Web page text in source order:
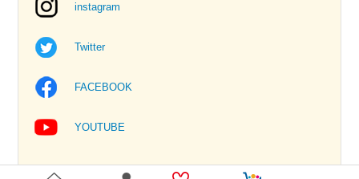
instagram
Twitter
FACEBOOK
YOUTUBE